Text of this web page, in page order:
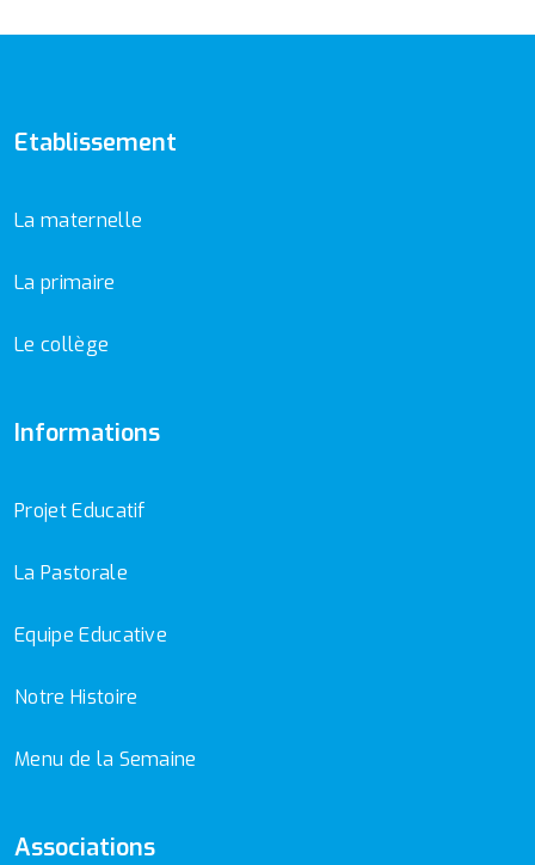
Etablissement
La maternelle
La primaire
Le collège
Informations
Projet Educatif
La Pastorale
Equipe Educative
Notre Histoire
Menu de la Semaine
Associations